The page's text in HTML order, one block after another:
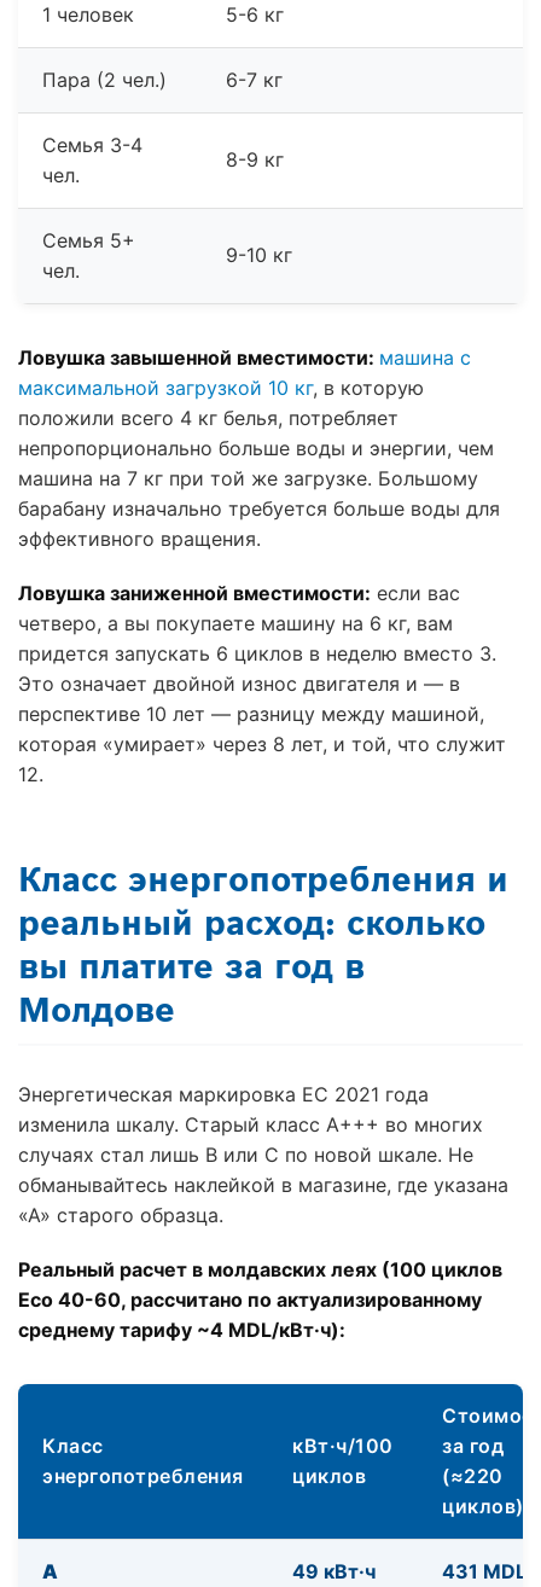
1 человек 5-6 кг
Пара (2 чел.) 6-7 кг
Семья 3-4
чел.
8-9 кг
Семья 5+
чел.
9-10 кг
Ловушка завышенной вместимости: машина с
максимальной загрузкой 10 кг, в которую
положили всего 4 кг белья, потребляет
непропорционально больше воды и энергии, чем
машина на 7 кг при той же загрузке. Большому
барабану изначально требуется больше воды для
эффективного вращения.
Ловушка заниженной вместимости: если вас
четверо, а вы покупаете машину на 6 кг, вам
придется запускать 6 циклов в неделю вместо 3.
Это означает двойной износ двигателя и — в
перспективе 10 лет — разницу между машиной,
которая «умирает» через 8 лет, и той, что служит
12.
Класс энергопотребления и
реальный расход: сколько
вы платите за год в
Молдове
Энергетическая маркировка ЕС 2021 года
изменила шкалу. Старый класс A+++ во многих
случаях стал лишь B или C по новой шкале. Не
обманывайтесь наклейкой в магазине, где указана
«А» старого образца.
Реальный расчет в молдавских леях (100 циклов
Eco 40-60, рассчитано по актуализированному
среднему тарифу ~4 MDL/кВт·ч):
Класс
энергопотребления
кВт·ч/100
циклов
за год
(≈220
циклов)
A 49 кВт·ч 431 MDL